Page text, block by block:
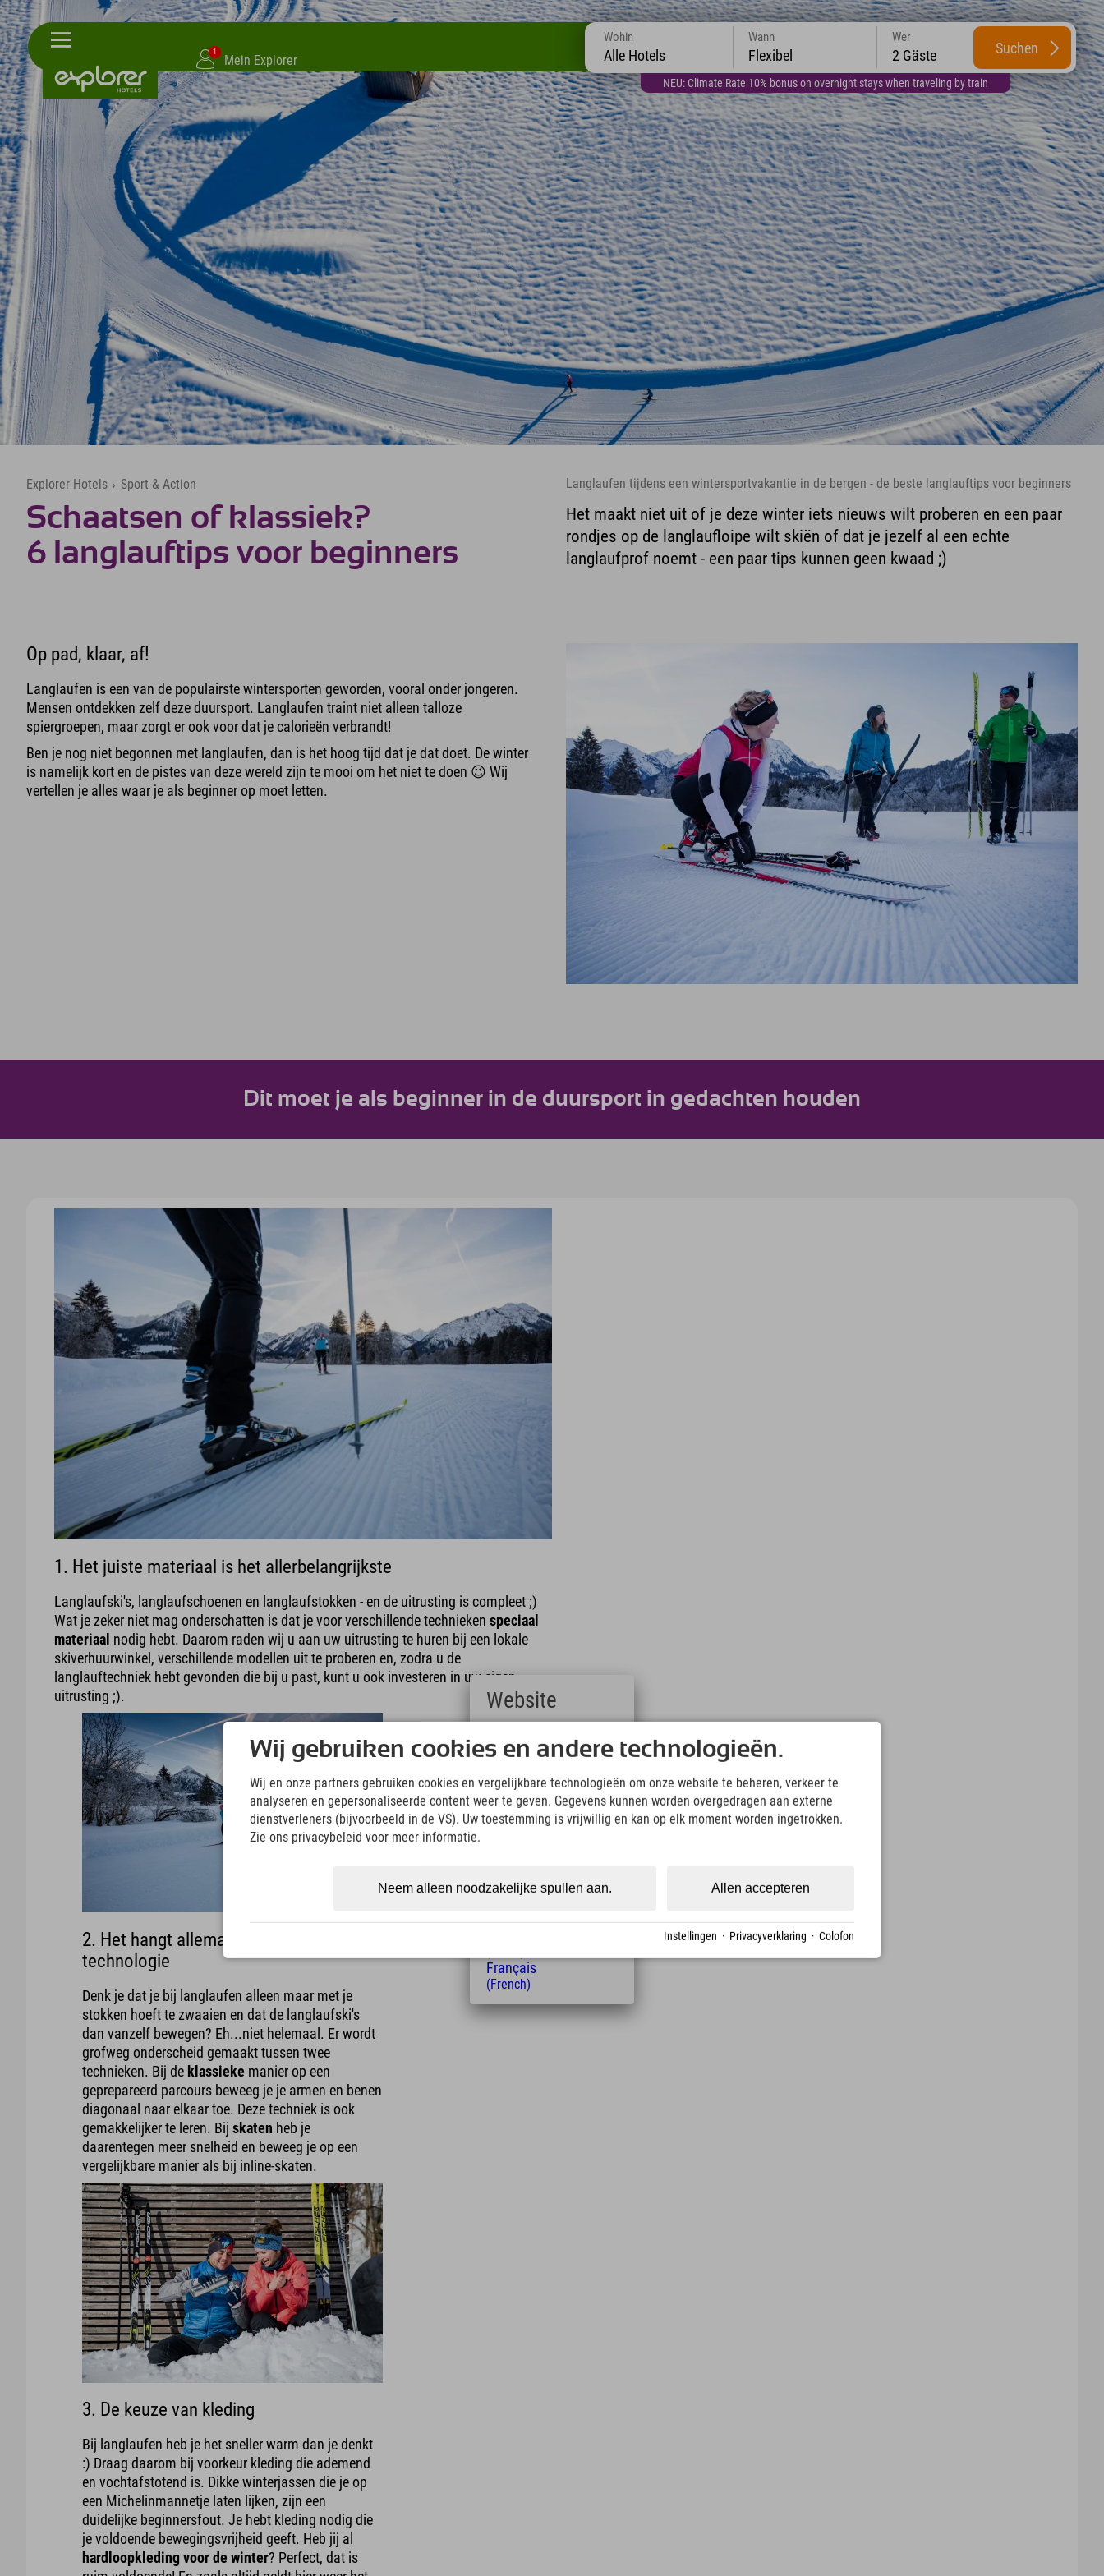
1
Mein Explorer
NEU: Climate Rate 10% bonus on overnight stays when traveling by train
Wohin
Alle Hotels
Wann
Flexibel
Wer
2 Gäste Suchen
Explorer Hotels › Sport & Action
Schaatsen of klassiek?
6 langlauftips voor beginners
Langlaufen tijdens een wintersportvakantie in de bergen - de beste langlauftips voor beginners
Het maakt niet uit of je deze winter iets nieuws wilt proberen en een paar
rondjes op de langlaufloipe wilt skiën of dat je jezelf al een echte
langlaufprof noemt - een paar tips kunnen geen kwaad ;)
Op pad, klaar, af!
Langlaufen is een van de populairste wintersporten geworden, vooral onder jongeren.
Mensen ontdekken zelf deze duursport. Langlaufen traint niet alleen talloze
spiergroepen, maar zorgt er ook voor dat je calorieën verbrandt!
Ben je nog niet begonnen met langlaufen, dan is het hoog tijd dat je dat doet. De winter
is namelijk kort en de pistes van deze wereld zijn te mooi om het niet te doen 😉 Wij
vertellen je alles waar je als beginner op moet letten.
Dit moet je als beginner in de duursport in gedachten houden
1. Het juiste materiaal is het allerbelangrijkste
Langlaufski's, langlaufschoenen en langlaufstokken - en de uitrusting is compleet ;)
Wat je zeker niet mag onderschatten is dat je voor verschillende techniekenspeciaal
materiaal nodig hebt. Daarom raden wij u aan uw uitrusting te huren bij een lokale
skiverhuurwinkel, verschillende modellen uit te proberen en, zodra u de
langlauftechniek hebt gevonden die bij u past, kunt u ook investeren in uw eigen
uitrusting ;).
2. Het hangt allemaal af van de
technologie
Denk je dat je bij langlaufen alleen maar met je
stokken hoeft te zwaaien en dat de langlaufski's
dan vanzelf bewegen? Eh...niet helemaal. Er wordt
grofweg onderscheid gemaakt tussen twee
technieken. Bij de klassieke manier op een
geprepareerd parcours beweeg je je armen en benen
diagonaal naar elkaar toe. Deze techniek is ook
gemakkelijker te leren. Bijskaten heb je
daarentegen meer snelheid en beweeg je op een
vergelijkbare manier als bij inline-skaten.
3. De keuze van kleding
Bij langlaufen heb je het sneller warm dan je denkt
:) Draag daarom bij voorkeur kleding die ademend
en vochtafstotend is. Dikke winterjassen die je op
een Michelinmannetje laten lijken, zijn een
duidelijke beginnersfout. Je hebt kleding nodig die
je voldoende bewegingsvrijheid geeft. Heb jij al
hardloopkleding voor de winter? Perfect, dat is
Wij gebruiken cookies en andere technologieën.
Wij en onze partners gebruiken cookies en vergelijkbare technologieën om onze website te beheren, verkeer te
analyseren en gepersonaliseerde content weer te geven. Gegevens kunnen worden overgedragen aan externe
dienstverleners (bijvoorbeeld in de VS). Uw toestemming is vrijwillig en kan op elk moment worden ingetrokken.
Zie ons privacybeleid voor meer informatie.
Allen accepteren
Neem alleen noodzakelijke spullen aan.
Instellingen · Privacyverklaring · Colofon
Website
(German)
(English)
Italiano
(Italian)
(Polish)
(Hungarian)
Français
(French)